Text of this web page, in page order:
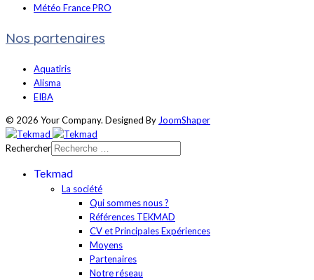
Météo France PRO
Nos partenaires
Aquatiris
Alisma
EIBA
© 2026 Your Company. Designed By JoomShaper
Rechercher
Tekmad
La société
Qui sommes nous ?
Références TEKMAD
CV et Principales Expériences
Moyens
Partenaires
Notre réseau